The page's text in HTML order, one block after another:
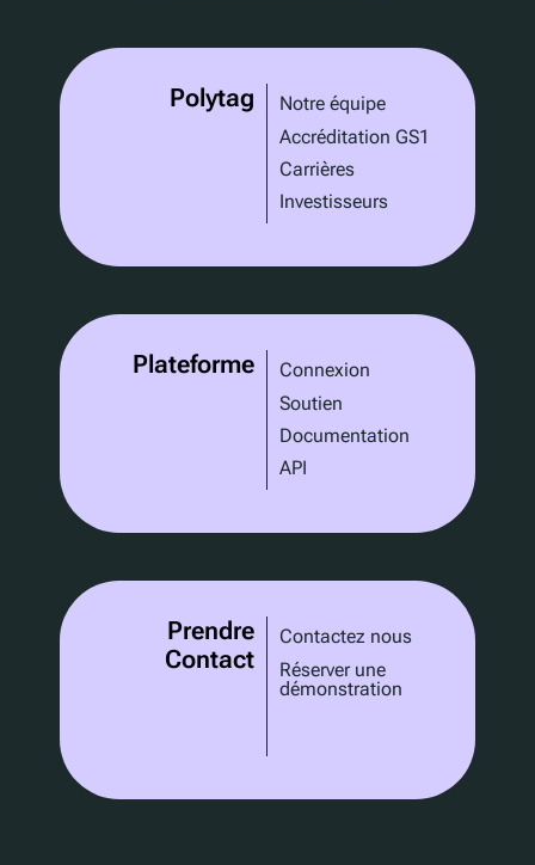
Polytag
Notre équipe
Accréditation GS1
Carrières
Investisseurs
Plateforme
Connexion
Soutien
Documentation
API
Prendre
Contact
Contactez nous
Réserver une
démonstration